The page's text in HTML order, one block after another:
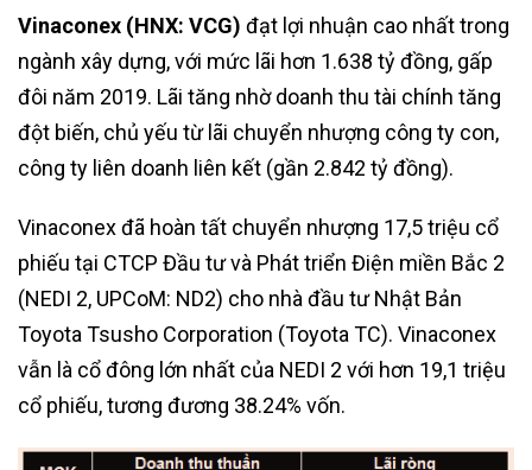
Vinaconex (HNX: VCG) đạt lợi nhuận cao nhất trong
ngành xây dựng, với mức lãi hơn 1.638 tỷ đồng, gấp
đôi năm 2019. Lãi tăng nhờ doanh thu tài chính tăng
đột biến, chủ yếu từ lãi chuyển nhượng công ty con,
công ty liên doanh liên kết (gần 2.842 tỷ đồng).
Vinaconex đã hoàn tất chuyển nhượng 17,5 triệu cổ
phiếu tại CTCP Đầu tư và Phát triển Điện miền Bắc 2
(NEDI 2, UPCoM: ND2) cho nhà đầu tư Nhật Bản
Toyota Tsusho Corporation (Toyota TC). Vinaconex
vẫn là cổ đông lớn nhất của NEDI 2 với hơn 19,1 triệu
cổ phiếu, tương đương 38.24% vốn.